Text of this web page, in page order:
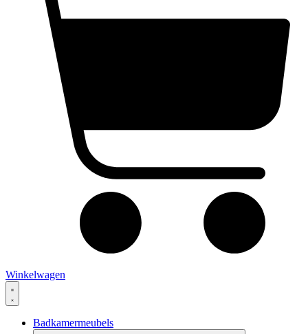
Winkelwagen
Badkamermeubels